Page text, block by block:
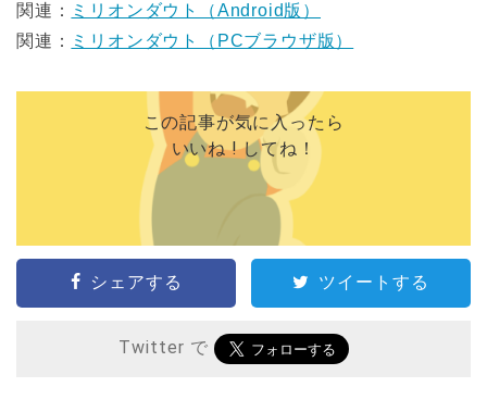
関連：
ミリオンダウト（Android版）
関連：
ミリオンダウト（PCブラウザ版）
この記事が気に入ったら
いいね ! してね！
シェアする ツイートする
Twitter で